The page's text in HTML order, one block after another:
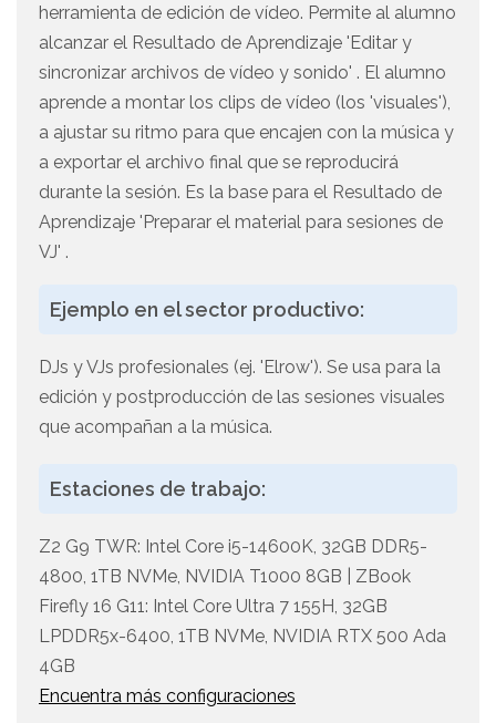
herramienta de edición de vídeo. Permite al alumno
alcanzar el Resultado de Aprendizaje 'Editar y
sincronizar archivos de vídeo y sonido' . El alumno
aprende a montar los clips de vídeo (los 'visuales'),
a ajustar su ritmo para que encajen con la música y
a exportar el archivo final que se reproducirá
durante la sesión. Es la base para el Resultado de
Aprendizaje 'Preparar el material para sesiones de
VJ' .
Ejemplo en el sector productivo:
DJs y VJs profesionales (ej. 'Elrow'). Se usa para la
edición y postproducción de las sesiones visuales
que acompañan a la música.
Estaciones de trabajo:
Z2 G9 TWR: Intel Core i5-14600K, 32GB DDR5-
4800, 1TB NVMe, NVIDIA T1000 8GB | ZBook
Firefly 16 G11: Intel Core Ultra 7 155H, 32GB
LPDDR5x-6400, 1TB NVMe, NVIDIA RTX 500 Ada
4GB
Encuentra más configuraciones